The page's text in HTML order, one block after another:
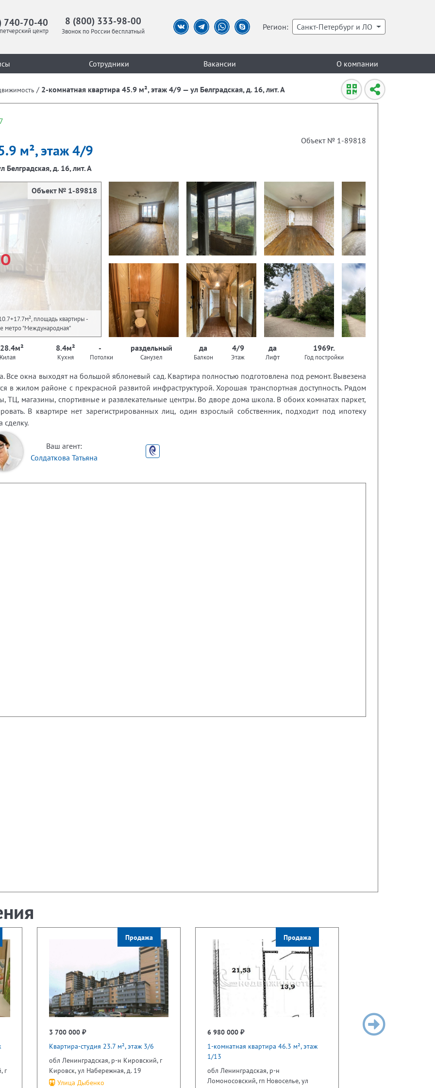
740-70-40
центр
8 (800) 333-98-00
Звонок по России бесплатный Регион: Санкт-Петербург и ЛО
Сотрудники Вакансии О компании
/ 2-комнатная квартира 45.9 м², этаж 4/9 — ул Белградская, д. 16, лит. А
м², этаж 4/9
Объект № 1-89818
Белградская, д. 16, лит. А
Объект № 1-89818
площадь квартиры -
метро "Международная"
8.4м²
Кухня
-
Потолки
раздельный
Санузел
да
Балкон
4/9
Этаж
да
Лифт
1969г.
Год постройки
Все окна выходят на большой яблоневый сад. Квартира полностью подготовлена под ремонт. Вывезена
в жилом районе с прекрасной развитой инфраструктурой. Хорошая транспортная доступность. Рядом
ТЦ, магазины, спортивные и развлекательные центры. Во дворе дома школа. В обоих комнатах паркет,
В квартире нет зарегистрированных лиц, один взрослый собственник, подходит под ипотеку
сделку.
Ваш агент:
Солдаткова Татьяна
г
Продажа
3 700 000 ₽
Квартира-студия 23.7 м², этаж 3/6
обл Ленинградская, р-н Кировский, г
Кировск, ул Набережная, д. 19
Улица Дыбенко
Продажа
6 980 000 ₽
1-комнатная квартира 46.3 м², этаж
1/13
обл Ленинградская, р-н
Ломоносовский, гп Новоселье, ул